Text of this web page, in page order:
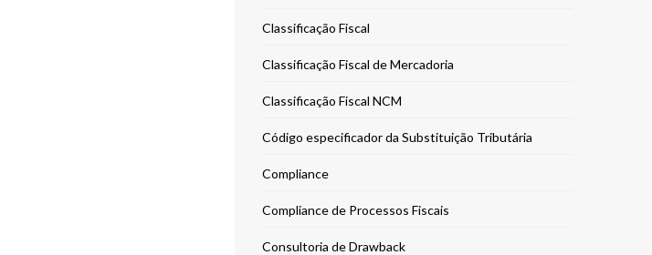
Classificação Fiscal
Classificação Fiscal de Mercadoria
Classificação Fiscal NCM
Código especificador da Substituição Tributária
Compliance
Compliance de Processos Fiscais
Consultoria de Drawback